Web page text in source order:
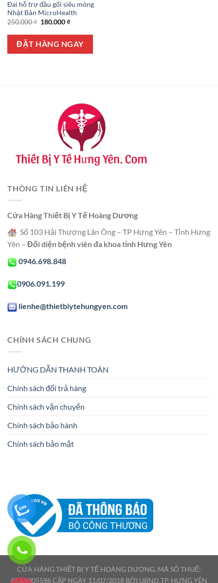
Đai hỗ trợ đầu gối siêu mỏng
Nhật Bản MicroHealth
250.000₫ Giá
là:
250.000 ₫.
180.000₫Giá
tại
là:
180.000 ₫.
ĐẶT HÀNG NGAY
THÔNG TIN LIÊN HỆ
Cửa Hàng Thiết Bị Y Tế Hoàng Dương
Số 103 Hải Thượng Lãn Ông – TP Hưng Yên – Tỉnh Hưng
Yên – Đối diện bệnh viên đa khoa tỉnh Hưng Yên
0946.698.848
0906.091.199
lienhe@thietbiytehungyen.com
CHÍNH SÁCH CHUNG
HƯỚNG DẪN THANH TOÁN
Chính sách đổi trả hàng
Chính sách vận chuyển
Chính sách bảo hành
Chính sách bảo mật
CỬA HÀNG THIẾT BỊ Y TẾ HOÀNG DƯƠNG. MÃ SỐ THUẾ:
05A8005596 CẤP NGÀY 11/07/2018 BỞI UBND TP. HƯNG YÊN